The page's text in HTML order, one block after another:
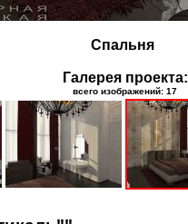
Спальня
Галерея проекта:
всего изображений: 17